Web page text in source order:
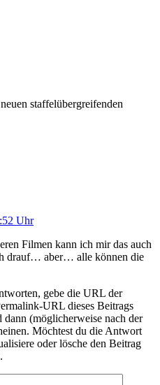
staffelübergreifenden
Uhr
Filmen kann ich mir das auch
drauf… aber… alle können die
gebe die URL der
URL dieses Beitrags
(möglicherweise nach der
Möchtest du die Antwort
oder lösche den Beitrag